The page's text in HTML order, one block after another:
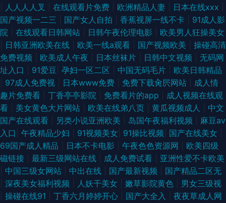
人人人人叉 在线观看片免费 欧洲精品人妻 日本在线xxx
国产视频一二三
国产女人自拍 香蕉视屏一线不卡
91成人影
院
在线观看日韩网站 日韩午夜伦理电影
欧美男人狂操美女
日韩亚洲欧美在线 欧美一线a观看 国产视频欧美
操碰高清
免费视频
欧美成人午夜 日本丝袜片 日韩中文视频
无码网
址入口
91爱豆 孕妇一区二区 中国无码毛片
欧美日韩精品
97成人免费视 日本www免费 免费下载肏屄网站
成人情
趣片免费看
丁香亭亭影院 免费看片的app
成人视频在线观
看
美女黄色大片网站 欧美在线弟八页 黄瓜视频成人
中文
国产在线观看
另类小说亚洲欧美 岛国午夜福利视频
麻豆av
入口 午夜精品少妇 91视频美女 91操比视频 国产在线美女
69国产成人精品
日本不卡电影 午夜色色资源网
欧美四级
磁链接
最新三级网站在线 成人免费试看
亚洲性爱不卡欧美
中国三级女网站 中出在线 国产最新视频
国产精品二区无
深夜美女福利视频 人妖干美女 嫩草影院黄色
男女三级视
操碰在线91 丁香六月婷婷开心 国产大全入 夜夜草成人网